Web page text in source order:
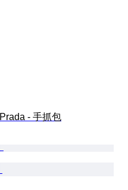
Prada - 手抓包